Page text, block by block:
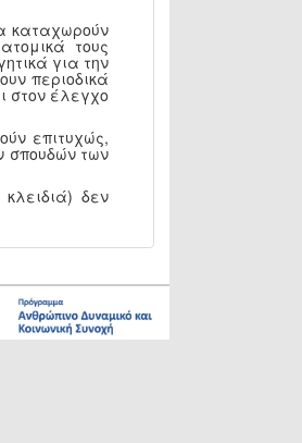
καταχωρούν
τους
για την
περιοδικά
στον έλεγχο
επιτυχώς,
σπουδών των
δεν